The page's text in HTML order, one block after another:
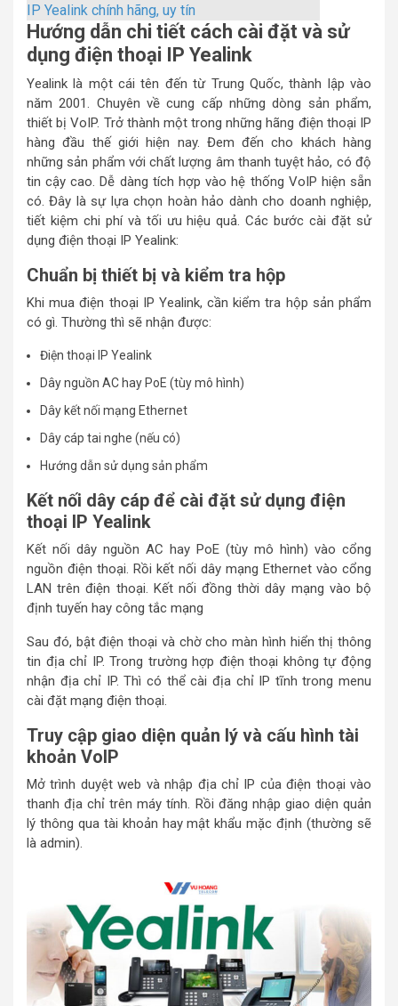
IP Yealink chính hãng, uy tín
Hướng dẫn chi tiết cách cài đặt và sử
dụng điện thoại IP Yealink
Yealink là một cái tên đến từ Trung Quốc, thành lập vào
năm 2001. Chuyên về cung cấp những dòng sản phẩm,
thiết bị VoIP. Trở thành một trong những hãng điện thoại IP
hàng đầu thế giới hiện nay. Đem đến cho khách hàng
những sản phẩm với chất lượng âm thanh tuyệt hảo, có độ
tin cậy cao. Dễ dàng tích hợp vào hệ thống VoIP hiện sẵn
có. Đây là sự lựa chọn hoàn hảo dành cho doanh nghiệp,
tiết kiệm chi phí và tối ưu hiệu quả. Các bước cài đặt sử
dụng điện thoại IP Yealink:
Chuẩn bị thiết bị và kiểm tra hộp
Khi mua điện thoại IP Yealink, cần kiểm tra hộp sản phẩm
có gì. Thường thì sẽ nhận được:
Điện thoại IP Yealink
Dây nguồn AC hay PoE (tùy mô hình)
Dây kết nối mạng Ethernet
Dây cáp tai nghe (nếu có)
Hướng dẫn sử dụng sản phẩm
Kết nối dây cáp để cài đặt sử dụng điện
thoại IP Yealink
Kết nối dây nguồn AC hay PoE (tùy mô hình) vào cổng
nguồn điện thoại. Rồi kết nối dây mạng Ethernet vào cổng
LAN trên điện thoại. Kết nối đồng thời dây mạng vào bộ
định tuyến hay công tắc mạng
Sau đó, bật điện thoại và chờ cho màn hình hiển thị thông
tin địa chỉ IP. Trong trường hợp điện thoại không tự động
nhận địa chỉ IP. Thì có thể cài địa chỉ IP tĩnh trong menu
cài đặt mạng điện thoại.
Truy cập giao diện quản lý và cấu hình tài
khoản VoIP
Mở trình duyệt web và nhập địa chỉ IP của điện thoại vào
thanh địa chỉ trên máy tính. Rồi đăng nhập giao diện quản
lý thông qua tài khoản hay mật khẩu mặc định (thường sẽ
là admin).